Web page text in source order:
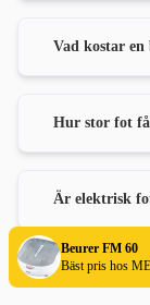
Beurer FM 60
Bäst pris hos
Vad kostar en
Hur stor fot
Är elektrisk